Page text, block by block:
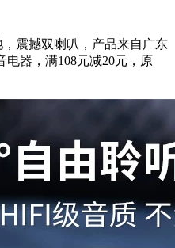
震撼双喇叭，产品来自广东
电器，满108元减20元，原